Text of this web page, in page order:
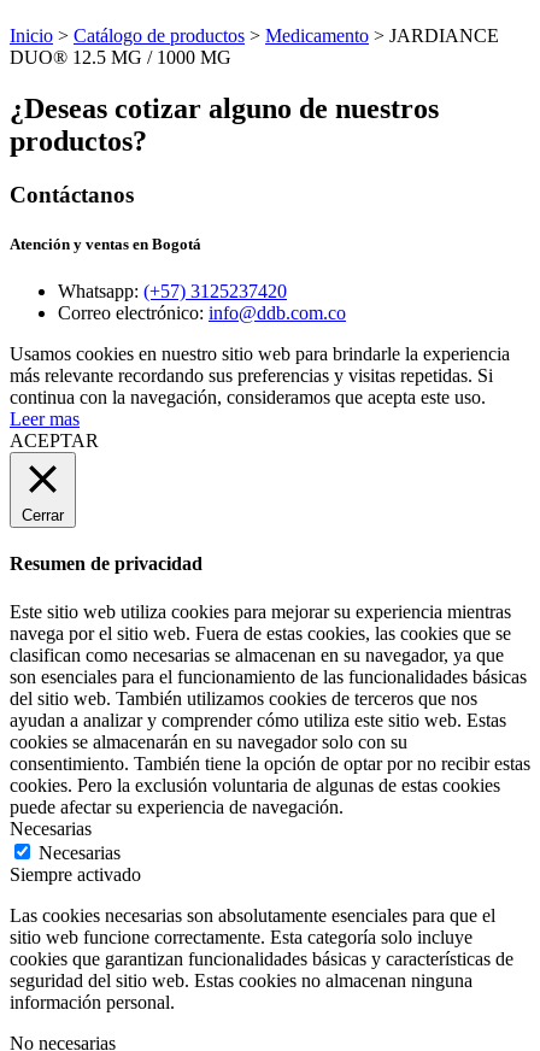
Inicio > Catálogo de productos > Medicamento > JARDIANCE
DUO® 12.5 MG / 1000 MG
¿Deseas cotizar alguno de nuestros
productos?
Contáctanos
Atención y ventas en Bogotá
Whatsapp: (+57) 3125237420
Correo electrónico: info@ddb.com.co
Usamos cookies en nuestro sitio web para brindarle la experiencia
más relevante recordando sus preferencias y visitas repetidas. Si
continua con la navegación, consideramos que acepta este uso.
Leer mas
ACEPTAR
Cerrar
Resumen de privacidad
Este sitio web utiliza cookies para mejorar su experiencia mientras
navega por el sitio web. Fuera de estas cookies, las cookies que se
clasifican como necesarias se almacenan en su navegador, ya que
son esenciales para el funcionamiento de las funcionalidades básicas
del sitio web. También utilizamos cookies de terceros que nos
ayudan a analizar y comprender cómo utiliza este sitio web. Estas
cookies se almacenarán en su navegador solo con su
consentimiento. También tiene la opción de optar por no recibir estas
cookies. Pero la exclusión voluntaria de algunas de estas cookies
puede afectar su experiencia de navegación.
Necesarias
Necesarias
Siempre activado
Las cookies necesarias son absolutamente esenciales para que el
sitio web funcione correctamente. Esta categoría solo incluye
cookies que garantizan funcionalidades básicas y características de
seguridad del sitio web. Estas cookies no almacenan ninguna
información personal.
No necesarias